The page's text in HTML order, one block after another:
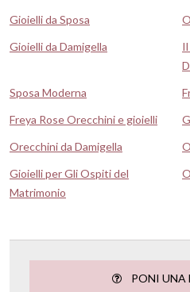
Gioielli da Sposa
Gioielli da Damigella
Sposa Moderna
Freya Rose Orecchini e gioielli
Orecchini da Damigella
Gioielli per Gli Ospiti del
Matrimonio
PONI UNA